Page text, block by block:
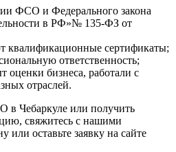
ФСО и Федерального закона
в РФ»№ 135-ФЗ от
квалификационные сертификаты;
ответственность;
оценки бизнеса, работали с
отраслей.
в Чебаркуле или получить
свяжитесь с нашими
или оставьте заявку на сайте